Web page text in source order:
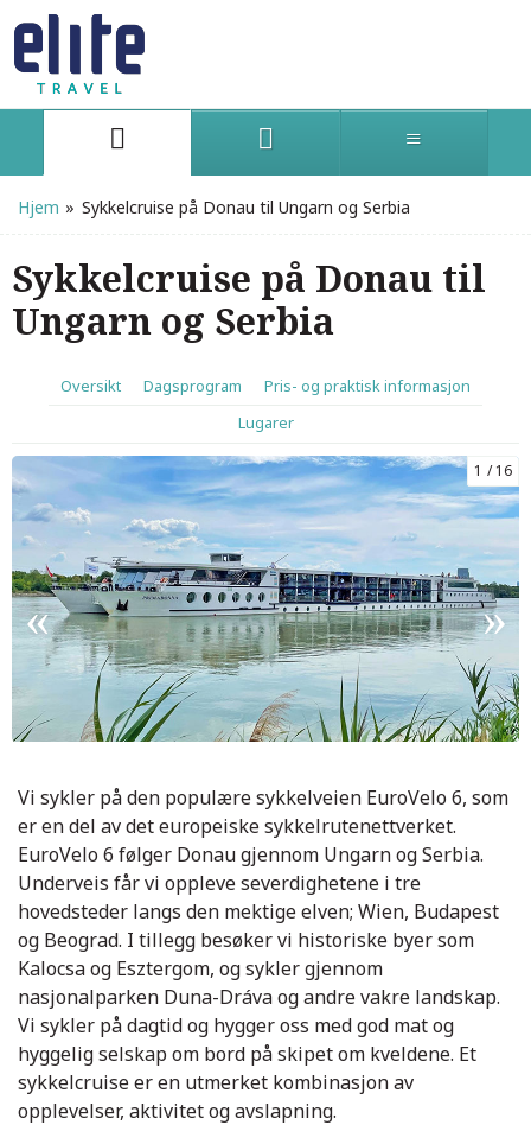
Hjem » Sykkelcruise på Donau til Ungarn og Serbia
Sykkelcruise på Donau til
Ungarn og Serbia
Oversikt Dagsprogram
Pris- og praktisk informasjon
Lugarer
Rådhuset i Wien
1 16
Vi sykler på den populære sykkelveien EuroVelo 6, som
er en del av det europeiske sykkelrutenettverket.
EuroVelo 6 følger Donau gjennom Ungarn og Serbia.
Underveis får vi oppleve severdighetene i tre
hovedsteder langs den mektige elven; Wien, Budapest
og Beograd. I tillegg besøker vi historiske byer som
Kalocsa og Esztergom, og sykler gjennom
nasjonalparken Duna-Dráva og andre vakre landskap.
Vi sykler på dagtid og hygger oss med god mat og
hyggelig selskap om bord på skipet om kveldene. Et
sykkelcruise er en utmerket kombinasjon av
opplevelser, aktivitet og avslapning.